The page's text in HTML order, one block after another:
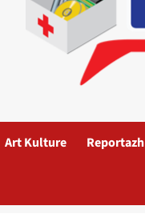
Art Kulture Reportazh